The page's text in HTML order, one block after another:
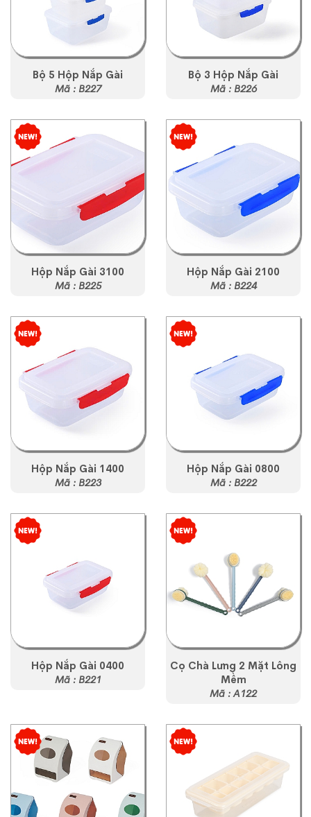
Bộ 5 Hộp Nắp Gài
Mã : B227
Bộ 3 Hộp Nắp Gài
Mã : B226
Hộp Nắp Gài 3100
Mã : B225
Hộp Nắp Gài 2100
Mã : B224
Hộp Nắp Gài 1400
Mã : B223
Hộp Nắp Gài 0800
Mã : B222
Hộp Nắp Gài 0400
Mã : B221
Cọ Chà Lưng 2 Mặt Lông
Mềm
Mã : A122